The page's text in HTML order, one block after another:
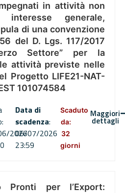
in attività non
interesse generale,
di una convenzione
del D. Lgs. 117/2017
Settore” per la
attività previste nelle
Progetto LIFE21-NAT-
101074584
2026
Data di
scadenza:
06/07/2026
23:59
Scaduto
da:
32
giorni
Maggiori
dettagli
Pronti per l’Export: